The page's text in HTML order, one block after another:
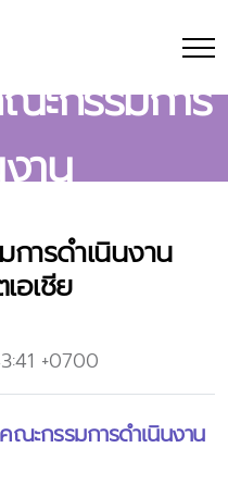
ะกรรมการ
าน
ารดำเนินงาน
เชีย
+0700
ะกรรมการดำเนินงาน